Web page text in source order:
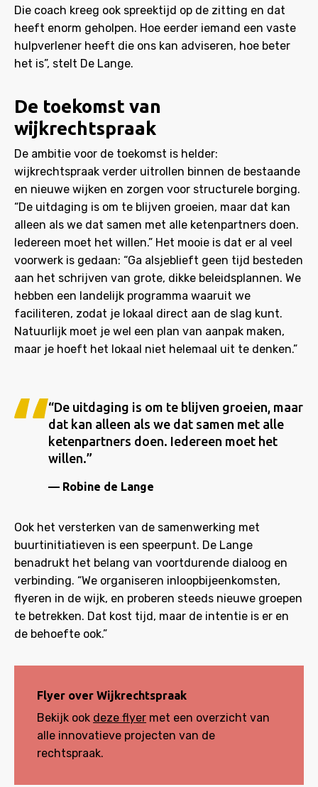
Die coach kreeg ook spreektijd op de zitting en dat
heeft enorm geholpen. Hoe eerder iemand een vaste
hulpverlener heeft die ons kan adviseren, hoe beter
het is”, stelt De Lange.
De toekomst van
wijkrechtspraak
De ambitie voor de toekomst is helder:
wijkrechtspraak verder uitrollen binnen de bestaande
en nieuwe wijken en zorgen voor structurele borging.
“De uitdaging is om te blijven groeien, maar dat kan
alleen als we dat samen met alle ketenpartners doen.
Iedereen moet het willen.” Het mooie is dat er al veel
voorwerk is gedaan: “Ga alsjeblieft geen tijd besteden
aan het schrijven van grote, dikke beleidsplannen. We
hebben een landelijk programma waaruit we
faciliteren, zodat je lokaal direct aan de slag kunt.
Natuurlijk moet je wel een plan van aanpak maken,
maar je hoeft het lokaal niet helemaal uit te denken.”
“De uitdaging is om te blijven groeien, maar
dat kan alleen als we dat samen met alle
ketenpartners doen. Iedereen moet het
willen.”
Robine de Lange
Ook het versterken van de samenwerking met
buurtinitiatieven is een speerpunt. De Lange
benadrukt het belang van voortdurende dialoog en
verbinding. “We organiseren inloopbijeenkomsten,
flyeren in de wijk, en proberen steeds nieuwe groepen
te betrekken. Dat kost tijd, maar de intentie is er en
de behoefte ook.”
Flyer over Wijkrechtspraak
Bekijk ook deze flyer met een overzicht van
alle innovatieve projecten van de
rechtspraak.